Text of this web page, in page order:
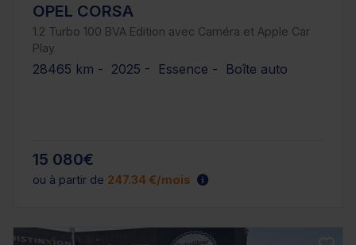
OPEL CORSA
1.2 Turbo 100 BVA Edition avec Caméra et Apple Car
Play
28465 km - 2025 - Essence - Boîte auto
15 080€
ou à partir de 247.34 €/mois